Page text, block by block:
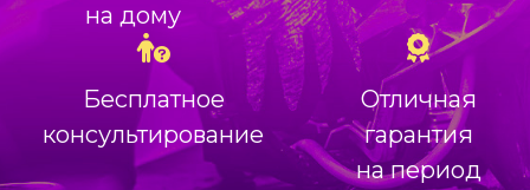
на дому
Бесплатное
консультирование
Отличная
гарантия
на период